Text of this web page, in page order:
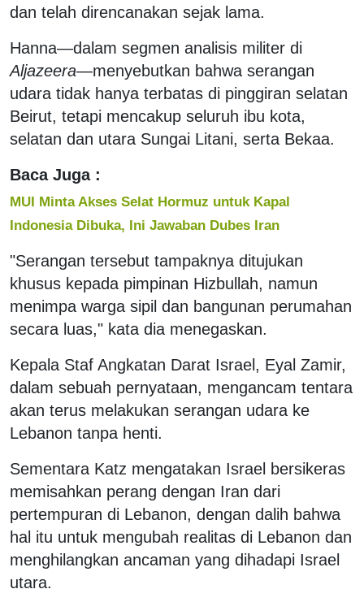
dan telah direncanakan sejak lama.
Hanna—dalam segmen analisis militer di
Aljazeera—menyebutkan bahwa serangan
udara tidak hanya terbatas di pinggiran selatan
Beirut, tetapi mencakup seluruh ibu kota,
selatan dan utara Sungai Litani, serta Bekaa.
Baca Juga :
MUI Minta Akses Selat Hormuz untuk Kapal
Indonesia Dibuka, Ini Jawaban Dubes Iran
"Serangan tersebut tampaknya ditujukan
khusus kepada pimpinan Hizbullah, namun
menimpa warga sipil dan bangunan perumahan
secara luas," kata dia menegaskan.
Kepala Staf Angkatan Darat Israel, Eyal Zamir,
dalam sebuah pernyataan, mengancam tentara
akan terus melakukan serangan udara ke
Lebanon tanpa henti.
Sementara Katz mengatakan Israel bersikeras
memisahkan perang dengan Iran dari
pertempuran di Lebanon, dengan dalih bahwa
hal itu untuk mengubah realitas di Lebanon dan
menghilangkan ancaman yang dihadapi Israel
utara.